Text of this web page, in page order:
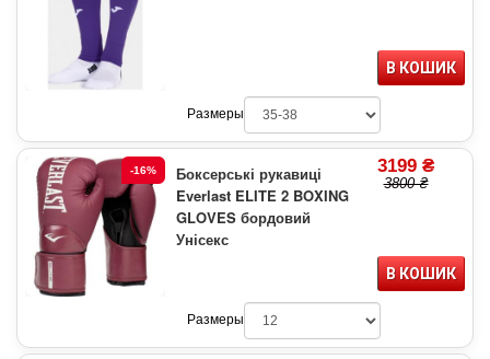
В КОШИК
Размеры
-16%
Боксерські рукавиці
Everlast ELITE 2 BOXING
GLOVES бордовий
Унісекс
3199 ₴
3800 ₴
В КОШИК
Размеры